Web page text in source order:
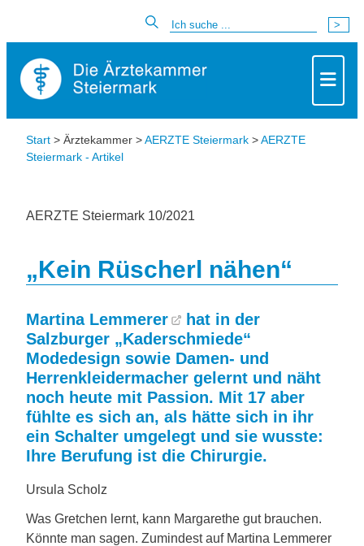
Start > Ärztekammer >AERZTE Steiermark >AERZTE
Steiermark - Artikel
AERZTE Steiermark 10/2021
„Kein Rüscherl nähen“
Martina Lemmerer
hat in der
Salzburger „Kaderschmiede“
Modedesign sowie Damen- und
Herrenkleidermacher gelernt und näht
noch heute mit Passion. Mit 17 aber
fühlte es sich an, als hätte sich in ihr
ein Schalter umgelegt und sie wusste:
Ihre Berufung ist die Chirurgie.
Ursula Scholz
Was Gretchen lernt, kann Margarethe gut brauchen.
Könnte man sagen. Zumindest auf Martina Lemmerer